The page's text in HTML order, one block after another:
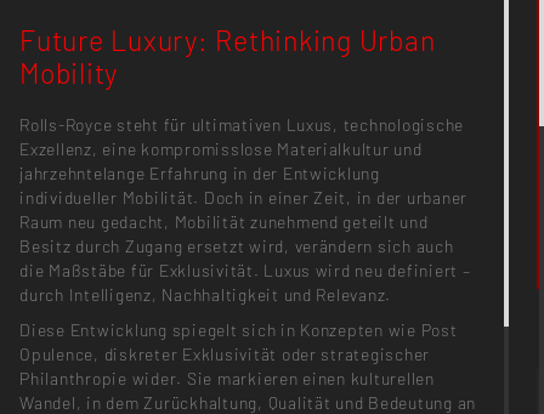
Future Luxury: Rethinking Urban
Mobility
Rolls-Royce steht für ultimativen Luxus, technologische
Exzellenz, eine kompromisslose Materialkultur und
jahrzehntelange Erfahrung in der Entwicklung
individueller Mobilität. Doch in einer Zeit, in der urbaner
Raum neu gedacht, Mobilität zunehmend geteilt und
Besitz durch Zugang ersetzt wird, verändern sich auch
die Maßstäbe für Exklusivität. Luxus wird neu definiert –
durch Intelligenz, Nachhaltigkeit und Relevanz.
Diese Entwicklung spiegelt sich in Konzepten wie Post
Opulence, diskreter Exklusivität oder strategischer
Philanthropie wider. Sie markieren einen kulturellen
Wandel, in dem Zurückhaltung, Qualität und Bedeutung an